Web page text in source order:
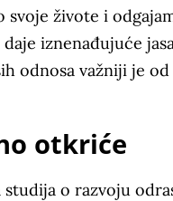
svoje živote i
daje iznenađujuće
odnosa važniji je
otkriće
studija o razvoju